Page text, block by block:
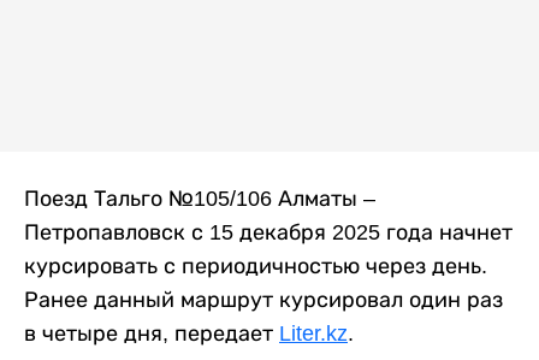
Поезд Тальго №105/106 Алматы –
Петропавловск с 15 декабря 2025 года начнет
курсировать с периодичностью через день.
Ранее данный маршрут курсировал один раз
в четыре дня, передает Liter.kz.